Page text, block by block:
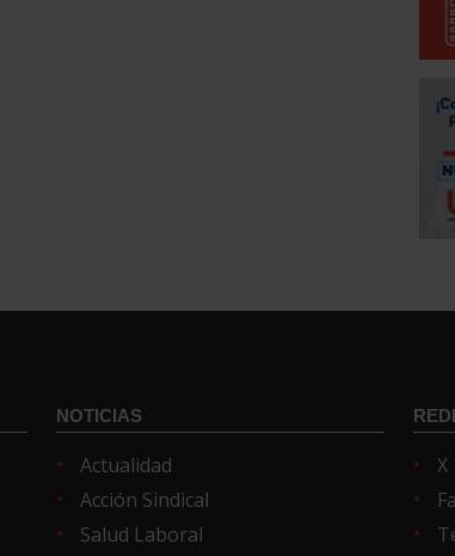
NOTICIAS
Actualidad
Acción Sindical
Salud Laboral
X